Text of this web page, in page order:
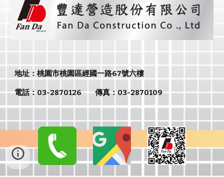
地址：桃園市桃園區經國一路67號六樓
電話：03-2870126傳真：03-2870109